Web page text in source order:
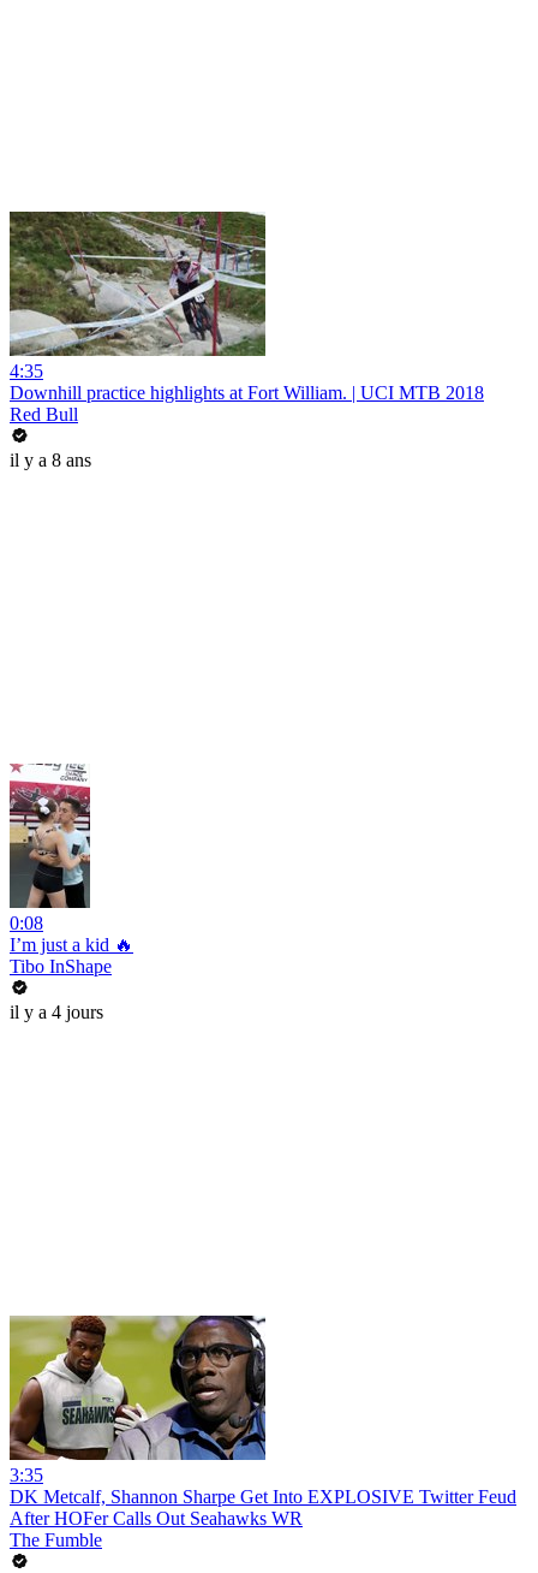
4:35
Downhill practice highlights at Fort William. | UCI MTB 2018
Red Bull
il y a 8 ans
0:08
I’m just a kid 🔥
Tibo InShape
il y a 4 jours
3:35
DK Metcalf, Shannon Sharpe Get Into EXPLOSIVE Twitter Feud
After HOFer Calls Out Seahawks WR
The Fumble